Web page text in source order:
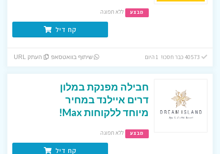
מבצע ללא תפוגה
קח דיל
שיתוף בוואטסאפ העתק URL
חבילה מפנקת במלון
דרים איילנד במחיר
מיוחד ללקוחות Max!
מבצע ללא תפוגה
קח דיל